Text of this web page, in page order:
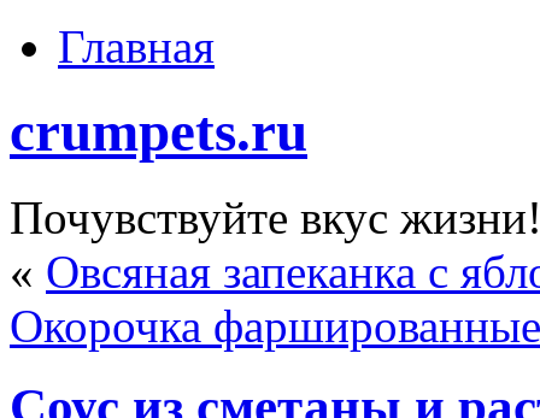
Главная
crumpets.ru
Почувствуйте вкус
« Овсяная запеканка с
Окорочка
Соус из сметаны и